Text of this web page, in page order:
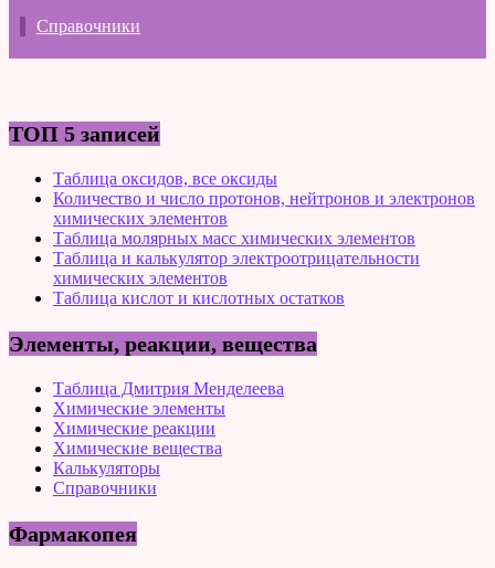
Справочники
ТОП 5 записей
Таблица оксидов, все оксиды
Количество и число протонов, нейтронов и электронов
химических элементов
Таблица молярных масс химических элементов
Таблица и калькулятор электроотрицательности
химических элементов
Таблица кислот и кислотных остатков
Элементы, реакции, вещества
Таблица Дмитрия Менделеева
Химические элементы
Химические реакции
Химические вещества
Калькуляторы
Справочники
Фармакопея